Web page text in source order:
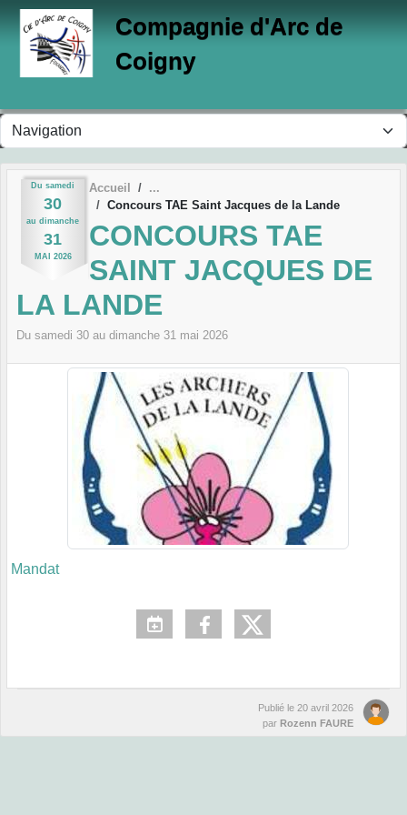
Compagnie d'Arc de
Coigny
Du samedi
30
au dimanche
31
MAI 2026
Accueil
Concours TAE Saint Jacques de la Lande
CONCOURS TAE
SAINT JACQUES DE
LA LANDE
Du samedi 30 au dimanche 31 mai 2026
Mandat
Publié le 20 avril 2026
par Rozenn FAURE
Panneau de gestion des cookies